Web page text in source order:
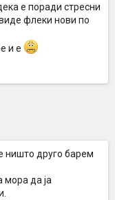
е поради стресни
флеки нови по
и е
ништо друго барем
мора да ја